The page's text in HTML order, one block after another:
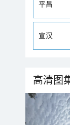
平昌
宣汉
高清图